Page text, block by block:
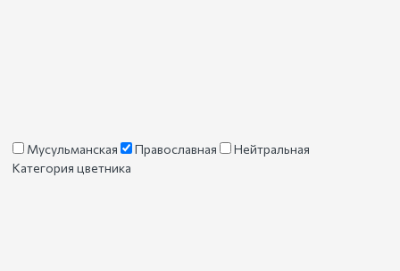
Мусульманская Православная
Нейтральная
Категория цветника